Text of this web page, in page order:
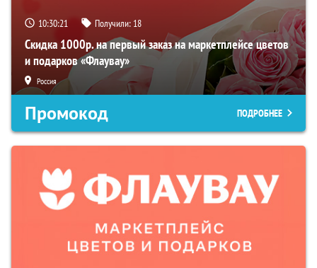
10:30:20 Получили: 18
Скидка 1000р. на первый заказ на маркетплейсе цветов
и подарков «Флаувау»
Россия
Промокод ПОДРОБНЕЕ